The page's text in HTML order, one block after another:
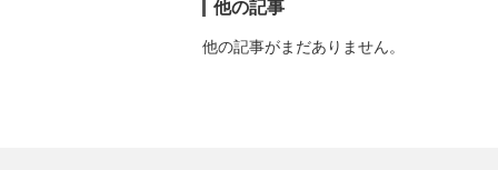
他の記事
他の記事がまだありません。